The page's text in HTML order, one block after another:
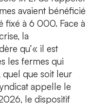
avaient bénéficié
fixé à 6 000. Face à
la
qu’« il est
les fermes qui
que soit leur
appelle le
le dispositif